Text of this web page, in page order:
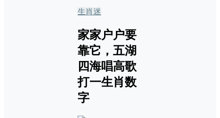
生肖迷
家家户户要
靠它，五湖
四海唱高歌
打一生肖数
字